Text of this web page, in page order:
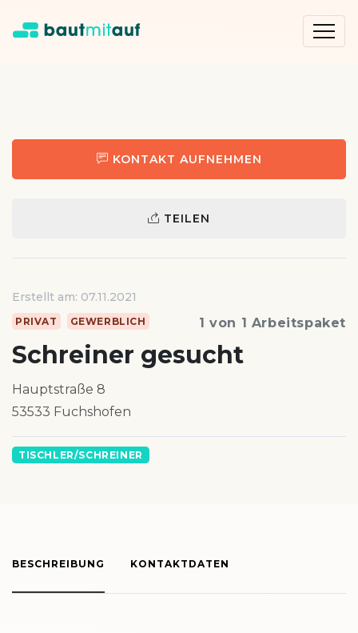
KONTAKT AUFNEHMEN
TEILEN
Erstellt am: 07.11.2021
PRIVAT GEWERBLICH 1 von 1 Arbeitspaket
Schreiner gesucht
Hauptstraße 8
53533 Fuchshofen
TISCHLER/SCHREINER
BESCHREIBUNG KONTAKTDATEN